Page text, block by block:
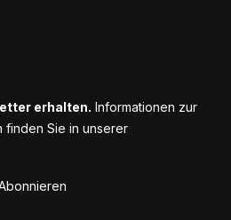
erhalten. Informationen zur
finden Sie in unserer